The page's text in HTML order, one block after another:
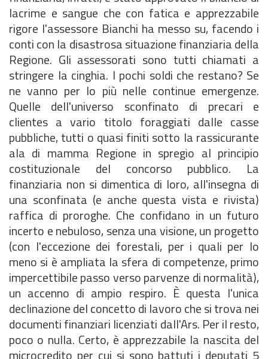
lacrime e sangue che con fatica e apprezzabile
rigore l'assessore Bianchi ha messo su, facendo i
conti con la disastrosa situazione finanziaria della
Regione. Gli assessorati sono tutti chiamati a
stringere la cinghia. I pochi soldi che restano? Se
ne vanno per lo più nelle continue emergenze.
Quelle dell'universo sconfinato di precari e
clientes a vario titolo foraggiati dalle casse
pubbliche, tutti o quasi finiti sotto la rassicurante
ala di mamma Regione in spregio al principio
costituzionale del concorso pubblico. La
finanziaria non si dimentica di loro, all'insegna di
una sconfinata (e anche questa vista e rivista)
raffica di proroghe. Che confidano in un futuro
incerto e nebuloso, senza una visione, un progetto
(con l'eccezione dei forestali, per i quali per lo
meno si è ampliata la sfera di competenze, primo
impercettibile passo verso parvenze di normalità),
un accenno di ampio respiro. È questa l'unica
declinazione del concetto di lavoro che si trova nei
documenti finanziari licenziati dall'Ars. Per il resto,
poco o nulla. Certo, è apprezzabile la nascita del
microcredito per cui si sono battuti i deputati 5